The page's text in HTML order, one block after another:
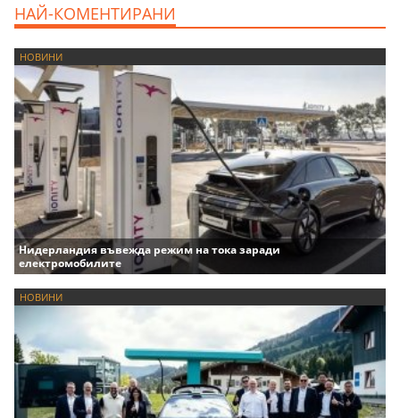
НАЙ-КОМЕНТИРАНИ
НОВИНИ
Нидерландия въвежда режим на тока заради
електромобилите
НОВИНИ